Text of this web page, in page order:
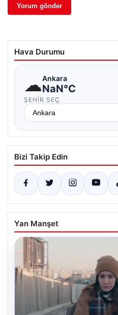
Hava Durumu
☁Ankara
NaN°C
ŞEHIR SEÇ
Bizi Takip Edin
Yan Manşet